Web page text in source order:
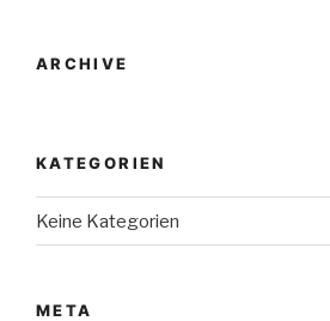
ARCHIVE
KATEGORIEN
Keine Kategorien
META